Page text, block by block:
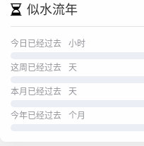
似水流年
今日已经过去 小时
这周已经过去
天
本月已经过去
天
今年已经过去
个月